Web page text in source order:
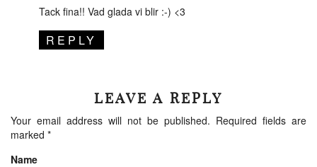
Tack fina!! Vad glada vi blir :-) <3
REPLY
LEAVE A REPLY
Your email address will not be published. Required fields are
marked *
Name